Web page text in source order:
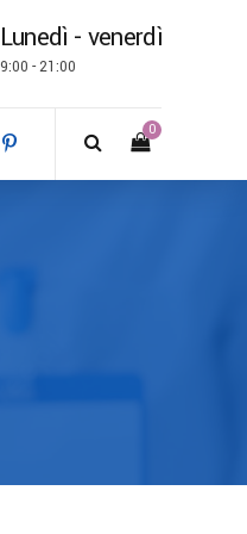
Lunedì - venerdì
9:00 - 21:00
0